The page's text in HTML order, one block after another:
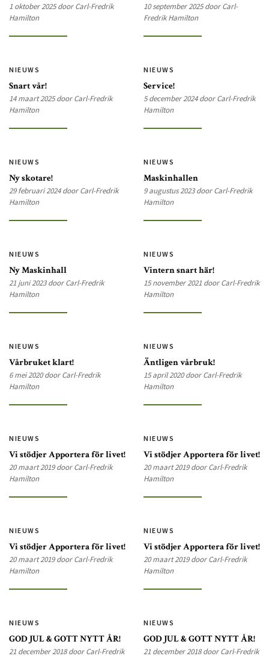
1 oktober 2025 door Carl-Fredrik
Hamilton
10 september 2025 door Carl-
Fredrik Hamilton
NIEUWS
Snart vår!
14 maart 2025 door Carl-Fredrik
Hamilton
NIEUWS
Service!
5 december 2024 door Carl-Fredrik
Hamilton
NIEUWS
Ny skotare!
29 februari 2024 door Carl-Fredrik
Hamilton
NIEUWS
Maskinhallen
9 augustus 2023 door Carl-Fredrik
Hamilton
NIEUWS
Ny Maskinhall
21 juni 2023 door Carl-Fredrik
Hamilton
NIEUWS
Vintern snart här!
15 november 2021 door Carl-Fredrik
Hamilton
NIEUWS
Vårbruket klart!
6 mei 2020 door Carl-Fredrik
Hamilton
NIEUWS
Äntligen vårbruk!
15 april 2020 door Carl-Fredrik
Hamilton
NIEUWS
Vi stödjer Apportera för livet!
20 maart 2019 door Carl-Fredrik
Hamilton
NIEUWS
Vi stödjer Apportera för livet!
20 maart 2019 door Carl-Fredrik
Hamilton
NIEUWS
Vi stödjer Apportera för livet!
20 maart 2019 door Carl-Fredrik
Hamilton
NIEUWS
Vi stödjer Apportera för livet!
20 maart 2019 door Carl-Fredrik
Hamilton
NIEUWS
GOD JUL & GOTT NYTT ÅR!
21 december 2018 door Carl-Fredrik
NIEUWS
GOD JUL & GOTT NYTT ÅR!
21 december 2018 door Carl-Fredrik